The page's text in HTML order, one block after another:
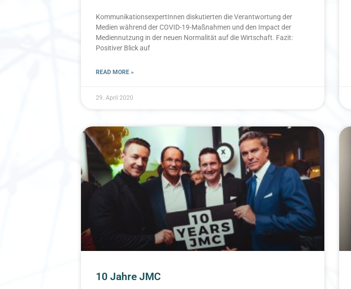
KommunikationsexpertInnen diskutierten die Verantwortung der
Medien während der COVID-19-Maßnahmen und den Impact der
Mediennutzung in der neuen Normalität auf die Wirtschaft. Fazit:
Positiver Blick auf
READ MORE »
29. April 2020
10 Jahre JMC